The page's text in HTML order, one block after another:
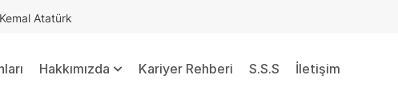
Atatürk
Hakkımızda Kariyer Rehberi S.S.S İletişim